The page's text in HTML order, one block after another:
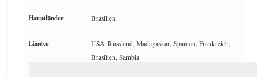
Hauptländer Brasilien
Länder
USA, Russland, Madagaskar, Spanien, Frankreich,
Brasilien, Sambia